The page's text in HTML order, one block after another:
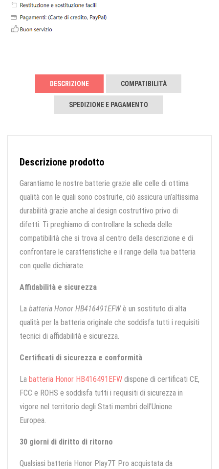
DESCRIZIONE COMPATIBILITÀ
SPEDIZIONE E PAGAMENTO
Descrizione prodotto
Garantiamo le nostre batterie grazie alle celle di ottima
qualità con le quali sono costruite, ciò assicura un’altissima
durabilità grazie anche al design costruttivo privo di
difetti. Ti preghiamo di controllare la scheda delle
compatibilità che si trova al centro della descrizione e di
confrontare le caratteristiche e il range della tua batteria
con quelle dichiarate.
Affidabilità e sicurezza
La batteria Honor HB416491EFWè un sostituto di alta
qualità per la batteria originale che soddisfa tutti i requisiti
tecnici di affidabilità e sicurezza.
Certificati di sicurezza e conformità
La batteria Honor HB416491EFW dispone di certificati CE,
FCC e ROHS e soddisfa tutti i requisiti di sicurezza in
vigore nel territorio degli Stati membri dell'Unione
Europea.
30 giorni di diritto di ritorno
Qualsiasi batteria Honor Play7T Pro acquistata da